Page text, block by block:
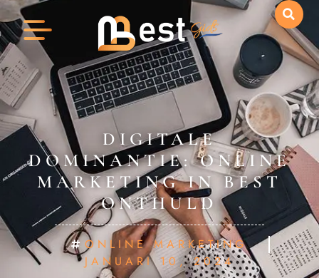
DIGITALE
DOMINANTIE: ONLINE
MARKETING IN BEST
ONTHULD
ONLINE MARKETING
JANUARI 10, 2024